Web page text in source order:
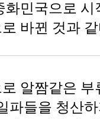
화민국으로
바뀐 것과
알짬같은
파들을 청산